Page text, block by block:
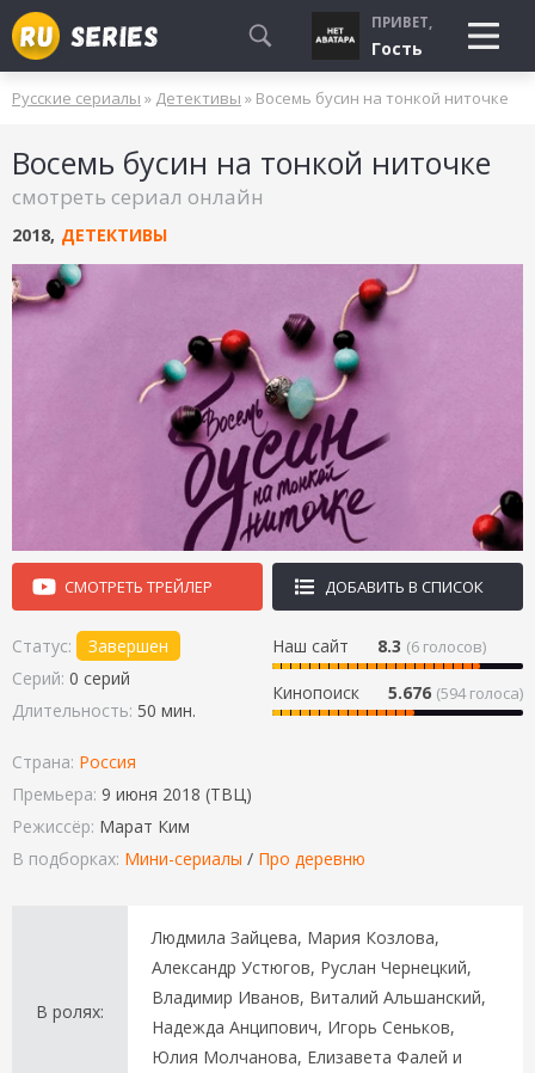
СМОТРЮ
БУДУ СМОТРЕТЬ
УЖЕ СМОТРЕЛ
ПРИВЕТ,
Гость
Русские сериалы » Детективы » Восемь бусин на тонкой ниточке
Восемь бусин на тонкой ниточке
смотреть сериал онлайн
2018, ДЕТЕКТИВЫ
СМОТРЕТЬ ТРЕЙЛЕР ДОБАВИТЬ В СПИСОК
Наш сайт 8.3 (6 голосов)
Кинопоиск 5.676 (594 голоса)
Статус:
Завершен
Серий: 0 серий
Длительность: 50 мин.
Страна: Россия
Премьера: 9 июня 2018 (ТВЦ)
Режиссёр: Марат Ким
В подборках: Мини-сериалы / Про деревню
В ролях:
Людмила Зайцева, Мария Козлова,
Александр Устюгов, Руслан Чернецкий,
Владимир Иванов, Виталий Альшанский,
Надежда Анципович, Игорь Сеньков,
Юлия Молчанова, Елизавета Фалей и